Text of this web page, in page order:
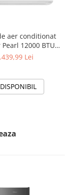
aer conditionat
12000 BTU
A+++/A+++, AI
alb
Lei